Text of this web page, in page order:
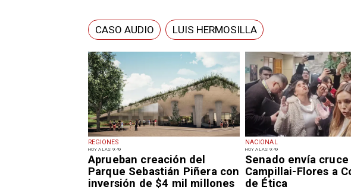
REGIONES
HOY A LAS 9:49
Aprueban creación del
Parque Sebastián Piñera con
inversión de $4 mil millones
NACIONAL
HOY A LAS 9:49
Senado envía cruce
Campillai-Flores a
de Ética
CASO AUDIO LUIS HERMOSILLA